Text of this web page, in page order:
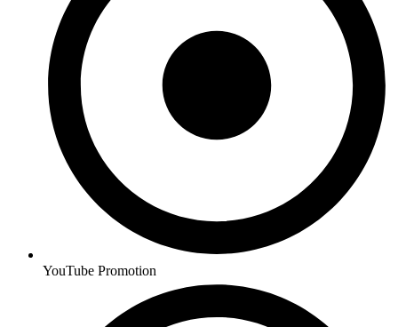
YouTube Promotion